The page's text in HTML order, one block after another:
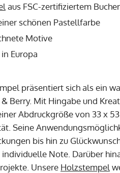
aus FSC-zertifiziertem
schönen Pastellfarbe
Motive
Europa
präsentiert sich als ein
Berry. Mit Hingabe und
Abdruckgröße von 33 x
Seine
bis hin zu
Note. Darüber
Unsere Holzstempel